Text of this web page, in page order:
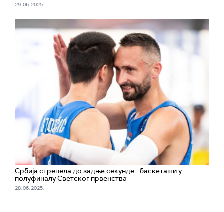
29. 06. 2025.
Србија стрепела до задње секунде - баскеташи у
полуфиналу Светског првенства
28. 06. 2025.